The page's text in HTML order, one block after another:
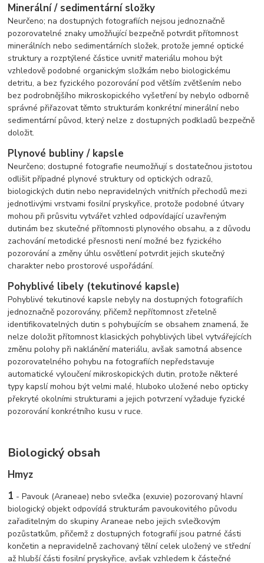
Minerální / sedimentární složky
Neurčeno; na dostupných fotografiích nejsou jednoznačně
pozorovatelné znaky umožňující bezpečně potvrdit přítomnost
minerálních nebo sedimentárních složek, protože jemné optické
struktury a rozptýlené částice uvnitř materiálu mohou být
vzhledově podobné organickým složkám nebo biologickému
detritu, a bez fyzického pozorování pod větším zvětšením nebo
bez podrobnějšího mikroskopického vyšetření by nebylo odborně
správné přiřazovat těmto strukturám konkrétní minerální nebo
sedimentární původ, který nelze z dostupných podkladů bezpečně
doložit.
Plynové bubliny / kapsle
Neurčeno; dostupné fotografie neumožňují s dostatečnou jistotou
odlišit případné plynové struktury od optických odrazů,
biologických dutin nebo nepravidelných vnitřních přechodů mezi
jednotlivými vrstvami fosilní pryskyřice, protože podobné útvary
mohou při průsvitu vytvářet vzhled odpovídající uzavřeným
dutinám bez skutečné přítomnosti plynového obsahu, a z důvodu
zachování metodické přesnosti není možné bez fyzického
pozorování a změny úhlu osvětlení potvrdit jejich skutečný
charakter nebo prostorové uspořádání.
Pohyblivé libely (tekutinové kapsle)
Pohyblivé tekutinové kapsle nebyly na dostupných fotografiích
jednoznačně pozorovány, přičemž nepřítomnost zřetelně
identifikovatelných dutin s pohybujícím se obsahem znamená, že
nelze doložit přítomnost klasických pohyblivých libel vytvářejících
změnu polohy při naklánění materiálu, avšak samotná absence
pozorovatelného pohybu na fotografiích nepředstavuje
automatické vyloučení mikroskopických dutin, protože některé
typy kapslí mohou být velmi malé, hluboko uložené nebo opticky
překryté okolními strukturami a jejich potvrzení vyžaduje fyzické
pozorování konkrétního kusu v ruce.
Biologický obsah
Hmyz
1 - Pavouk (Araneae) nebo svlečka (exuvie) pozorovaný hlavní
biologický objekt odpovídá strukturám pavoukovitého původu
zařaditelným do skupiny Araneae nebo jejich svlečkovým
pozůstatkům, přičemž z dostupných fotografií jsou patrné části
končetin a nepravidelně zachovaný tělní celek uložený ve střední
až hlubší části fosilní pryskyřice, avšak vzhledem k částečné